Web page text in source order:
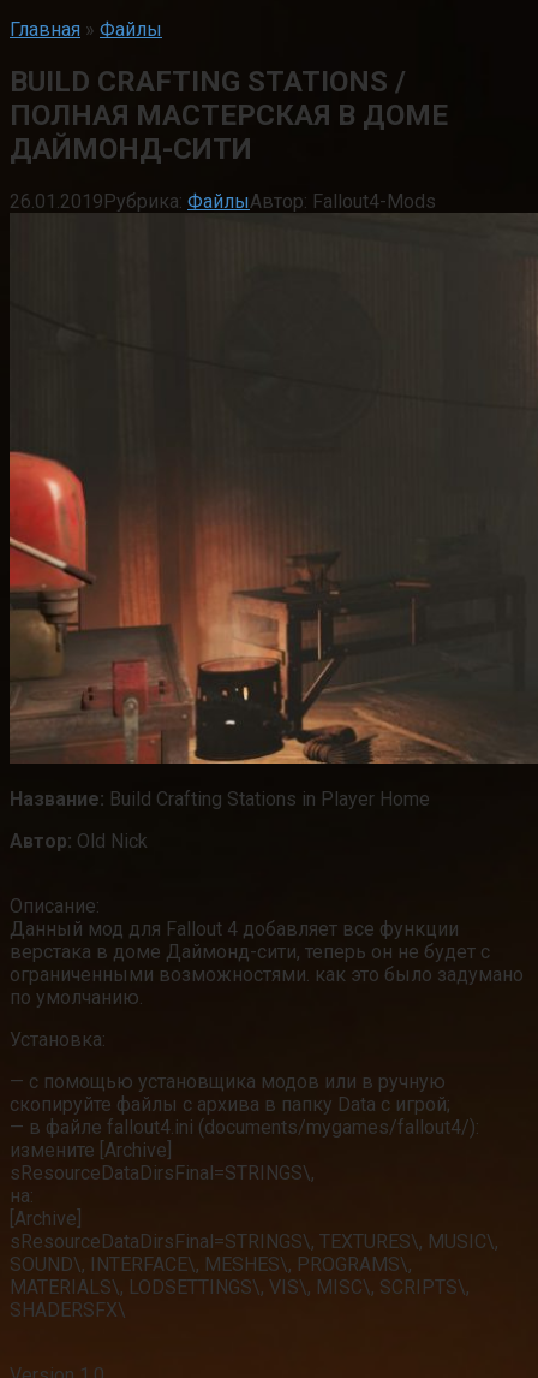
Главная » Файлы
BUILD CRAFTING STATIONS /
ПОЛНАЯ МАСТЕРСКАЯ В ДОМЕ
ДАЙМОНД-СИТИ
26.01.2019Рубрика: ФайлыАвтор: Fallout4-Mods
Название: Build Crafting Stations in Player Home
Автор: Old Nick
Описание:
Данный мод для Fallout 4 добавляет все функции
верстака в доме Даймонд-сити, теперь он не будет с
ограниченными возможностями. как это было задумано
по умолчанию.
Установка:
— с помощью установщика модов или в ручную
скопируйте файлы с архива в папку Data с игрой;
— в файле fallout4.ini (documents/mygames/fallout4/):
измените [Archive]
sResourceDataDirsFinal=STRINGS\,
на:
[Archive]
sResourceDataDirsFinal=STRINGS\, TEXTURES\, MUSIC\,
SOUND\, INTERFACE\, MESHES\, PROGRAMS\,
MATERIALS\, LODSETTINGS\, VIS\, MISC\, SCRIPTS\,
SHADERSFX\